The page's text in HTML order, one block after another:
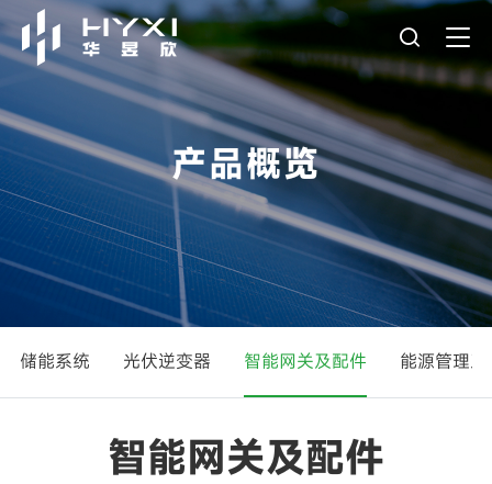
产品概览
储能系统 光伏逆变器 智能网关及配件 能源管理系
智能网关及配件